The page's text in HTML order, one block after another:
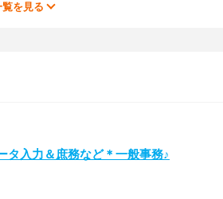
を見る
タ入力＆庶務など＊一般事務♪